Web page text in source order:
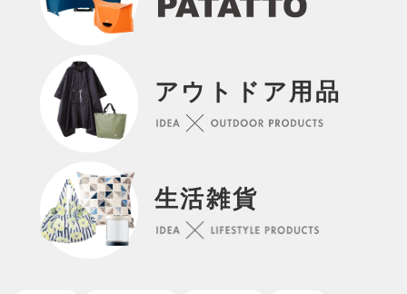
アウトドア用品
生活雑貨